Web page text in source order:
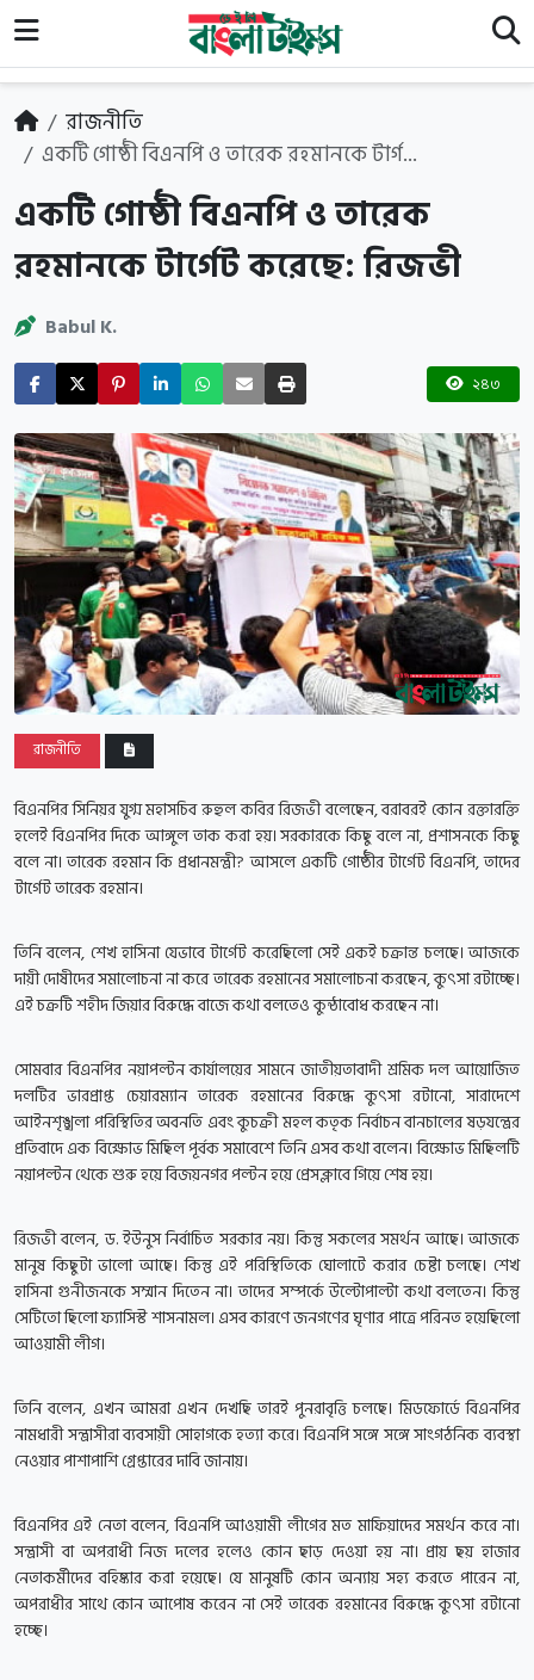
রাজনীতি
একটি গোষ্ঠী বিএনপি ও তারেক রহমানকে টার্গ...
একটি গোষ্ঠী বিএনপি ও তারেক
রহমানকে টার্গেট করেছে: রিজভী
Babul K.
২৪৩
রাজনীতি
বিএনপির সিনিয়র যুগ্ম মহাসচিব রুহুল কবির রিজভী বলেছেন, বরাবরই কোন রক্তারক্তি
হলেই বিএনপির দিকে আঙ্গুল তাক করা হয়। সরকারকে কিছু বলে না, প্রশাসনকে কিছু
বলে না। তারেক রহমান কি প্রধানমন্ত্রী? আসলে একটি গোষ্ঠীর টার্গেট বিএনপি, তাদের
টার্গেট তারেক রহমান।
তিনি বলেন, শেখ হাসিনা যেভাবে টার্গেট করেছিলো সেই একই চক্রান্ত চলছে। আজকে
দায়ী দোষীদের সমালোচনা না করে তারেক রহমানের সমালোচনা করছেন, কুৎসা রটাচ্ছে।
এই চক্রটি শহীদ জিয়ার বিরুদ্ধে বাজে কথা বলতেও কুন্ঠাবোধ করছেন না।
সোমবার বিএনপির নয়াপল্টন কার্যালয়ের সামনে জাতীয়তাবাদী শ্রমিক দল আয়োজিত
দলটির ভারপ্রাপ্ত চেয়ারম্যান তারেক রহমানের বিরুদ্ধে কুৎসা রটানো, সারাদেশে
আইনশৃঙ্খলা পরিস্থিতির অবনতি এবং কুচক্রী মহল কতৃক নির্বাচন বানচালের ষড়যন্ত্রের
প্রতিবাদে এক বিক্ষোভ মিছিল পূর্বক সমাবেশে তিনি এসব কথা বলেন। বিক্ষোভ মিছিলটি
নয়াপল্টন থেকে শুরু হয়ে বিজয়নগর পল্টন হয়ে প্রেসক্লাবে গিয়ে শেষ হয়।
রিজভী বলেন, ড. ইউনুস নির্বাচিত সরকার নয়। কিন্তু সকলের সমর্থন আছে। আজকে
মানুষ কিছুটা ভালো আছে। কিন্তু এই পরিস্থিতিকে ঘোলাটে করার চেষ্টা চলছে। শেখ
হাসিনা গুনীজনকে সম্মান দিতেন না। তাদের সম্পর্কে উল্টোপাল্টা কথা বলতেন। কিন্তু
সেটিতো ছিলো ফ্যাসিস্ট শাসনামল। এসব কারণে জনগণের ঘৃণার পাত্রে পরিনত হয়েছিলো
আওয়ামী লীগ।
তিনি বলেন, এখন আমরা এখন দেখছি তারই পুনরাবৃত্তি চলছে। মিডফোর্ডে বিএনপির
নামধারী সন্ত্রাসীরা ব্যবসায়ী সোহাগকে হত্যা করে। বিএনপি সঙ্গে সঙ্গে সাংগঠনিক ব্যবস্থা
নেওয়ার পাশাপাশি গ্রেপ্তারের দাবি জানায়।
বিএনপির এই নেতা বলেন, বিএনপি আওয়ামী লীগের মত মাফিয়াদের সমর্থন করে না।
সন্ত্রাসী বা অপরাধী নিজ দলের হলেও কোন ছাড় দেওয়া হয় না। প্রায় ছয় হাজার
নেতাকর্মীদের বহিষ্কার করা হয়েছে। যে মানুষটি কোন অন্যায় সহ্য করতে পারেন না,
অপরাধীর সাথে কোন আপোষ করেন না সেই তারেক রহমানের বিরুদ্ধে কুৎসা রটানো
হচ্ছে।